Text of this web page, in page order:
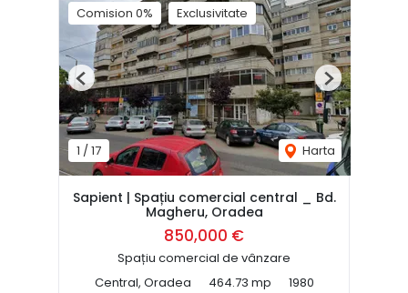
Comision 0% Exclusivitate
1 / 17 Harta
Previous Next
Sapient | Spațiu comercial central _ Bd.
Magheru, Oradea
850,000 €
Spațiu comercial de vânzare
Central, Oradea
464.73 mp 1980